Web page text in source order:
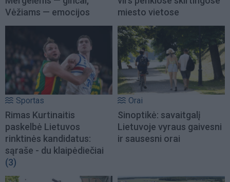
Vėžiams — emocijos
miesto vietose
Sportas
Rimas Kurtinaitis
paskelbė Lietuvos
rinktinės kandidatus:
sąraše - du klaipėdiečiai
(3)
Orai
Sinoptikė: savaitgalį
Lietuvoje vyraus gaivesni
ir sausesni orai